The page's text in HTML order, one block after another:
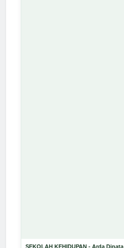
SEKOLAH KEHIDUPAN - Arda Dinata